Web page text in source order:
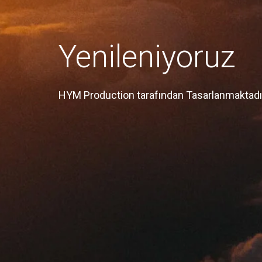
Yenileniyoruz
HYM Production tarafından